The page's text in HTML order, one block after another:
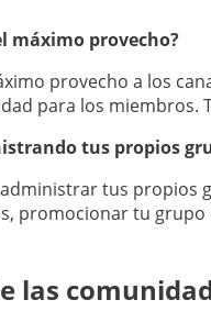
máximo provecho?
provecho a los
para los
tus propios
tus propios
promocionar tu
las